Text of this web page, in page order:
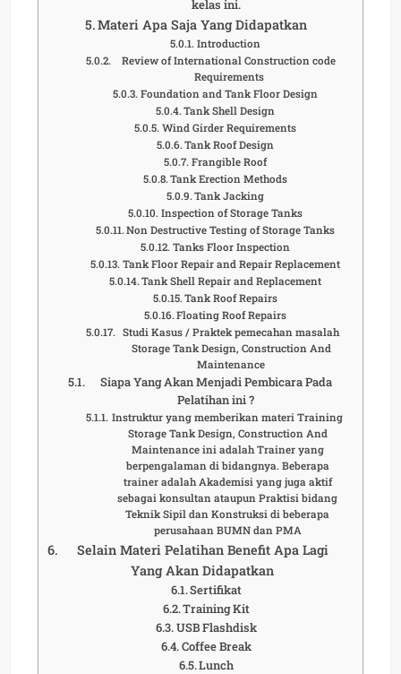
kelas ini.
Materi Apa Saja Yang Didapatkan
Introduction
Review of International Construction code
Requirements
Foundation and Tank Floor Design
Tank Shell Design
Wind Girder Requirements
Tank Roof Design
Frangible Roof
Tank Erection Methods
Tank Jacking
Inspection of Storage Tanks
Non Destructive Testing of Storage Tanks
Tanks Floor Inspection
Tank Floor Repair and Repair Replacement
Tank Shell Repair and Replacement
Tank Roof Repairs
Floating Roof Repairs
Studi Kasus / Praktek pemecahan masalah
Storage Tank Design, Construction And
Maintenance
Siapa Yang Akan Menjadi Pembicara Pada
Pelatihan ini ?
Instruktur yang memberikan materi Training
Storage Tank Design, Construction And
Maintenance ini adalah Trainer yang
berpengalaman di bidangnya. Beberapa
trainer adalah Akademisi yang juga aktif
sebagai konsultan ataupun Praktisi bidang
Teknik Sipil dan Konstruksi di beberapa
perusahaan BUMN dan PMA
Selain Materi Pelatihan Benefit Apa Lagi
Yang Akan Didapatkan
Sertifikat
Training Kit
USB Flashdisk
Coffee Break
Lunch